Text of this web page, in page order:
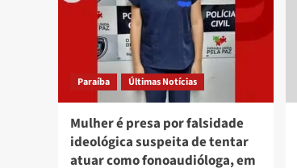
Paraíba Últimas Notícias
Mulher é presa por falsidade
ideológica suspeita de tentar
atuar como fonoaudióloga, em